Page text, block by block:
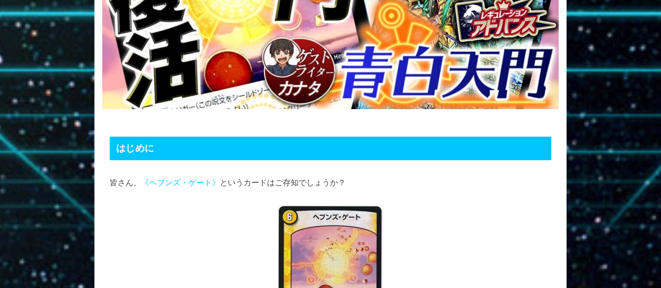
はじめに
皆さん、 《ヘブンズ・ゲート》 というカードはご存知でしょうか？